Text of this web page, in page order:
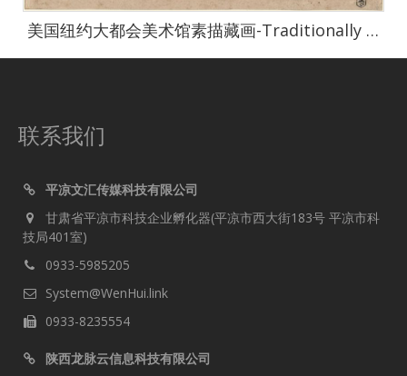
美国纽约大都会美术馆素描藏画-Traditionally ascribed to Annibale CarracciStudies of a Boy and a Girl-1640
联系我们
平凉文汇传媒科技有限公司
甘肃省平凉市科技企业孵化器(平凉市西大街183号 平凉市科
技局401室)
0933-5985205
System@WenHui.link
0933-8235554
陕西龙脉云信息科技有限公司